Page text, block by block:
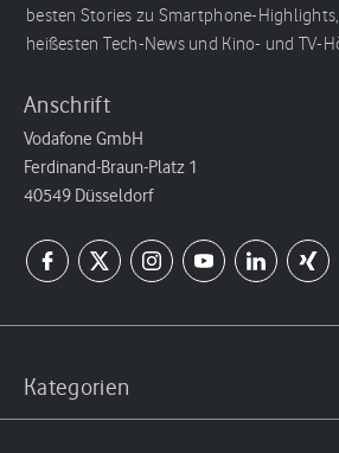
besten Stories zu Smartphone-
heißesten Tech-News und Kino- und TV-
Anschrift
Vodafone GmbH
Ferdinand-Braun-Platz 1
40549 Düsseldorf
Kategorien